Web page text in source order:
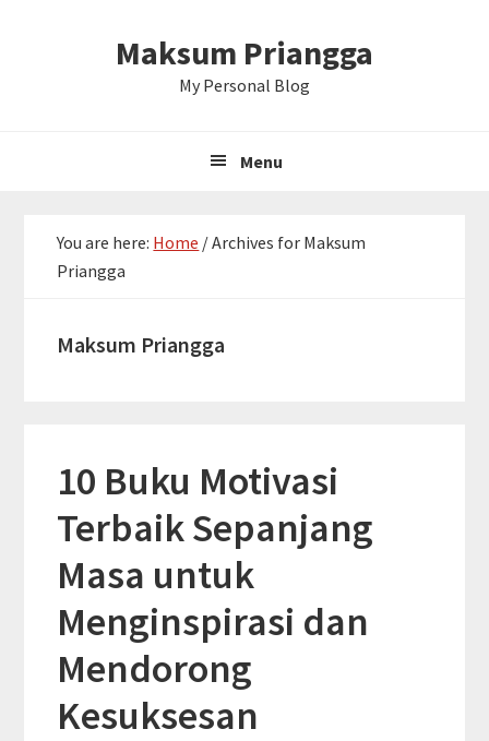
Maksum Priangga
My Personal Blog
Menu
You are here: Home /Archives for Maksum
Priangga
Maksum Priangga
10 Buku Motivasi
Terbaik Sepanjang
Masa untuk
Menginspirasi dan
Mendorong
Kesuksesan